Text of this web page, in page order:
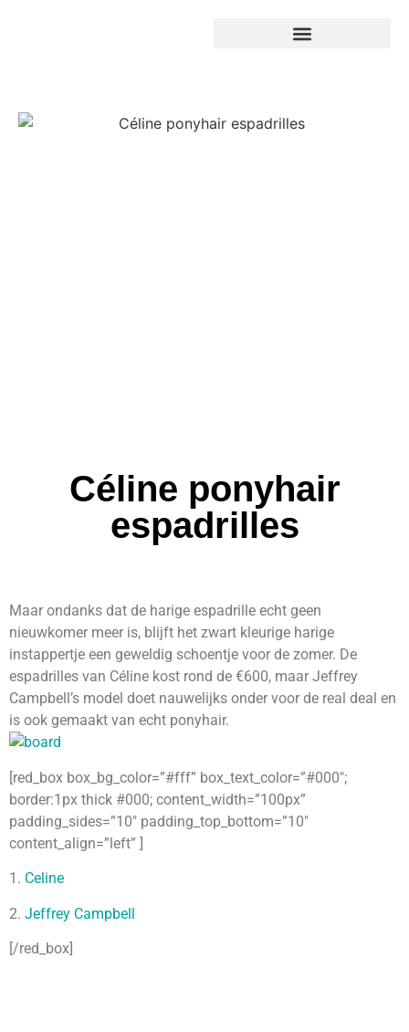
Céline ponyhair
espadrilles
Maar ondanks dat de harige espadrille echt geen
nieuwkomer meer is, blijft het zwart kleurige harige
instappertje een geweldig schoentje voor de zomer. De
espadrilles van Céline kost rond de €600, maar Jeffrey
Campbell’s model doet nauwelijks onder voor de real deal en
is ook gemaakt van echt ponyhair.
[red_box box_bg_color=”#fff” box_text_color=”#000″;
border:1px thick #000; content_width=”100px”
padding_sides=”10″ padding_top_bottom=”10″
content_align=”left” ]
1. Celine
2. Jeffrey Campbell
[/red_box]